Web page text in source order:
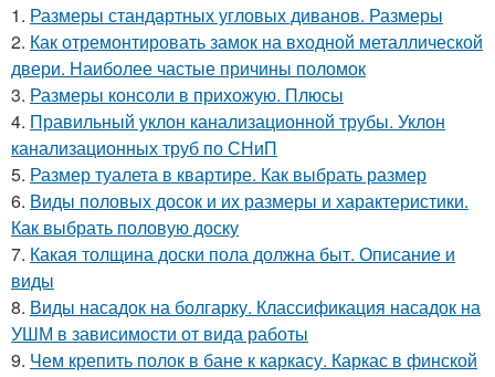
1. Размеры стандартных угловых диванов. Размеры
2. Как отремонтировать замок на входной металлической
двери. Наиболее частые причины поломок
3. Размеры консоли в прихожую. Плюсы
4. Правильный уклон канализационной трубы. Уклон
канализационных труб по СНиП
5. Размер туалета в квартире. Как выбрать размер
6. Виды половых досок и их размеры и характеристики.
Как выбрать половую доску
7. Какая толщина доски пола должна быт. Описание и
виды
8. Виды насадок на болгарку. Классификация насадок на
УШМ в зависимости от вида работы
9. Чем крепить полок в бане к каркасу. Каркас в финской